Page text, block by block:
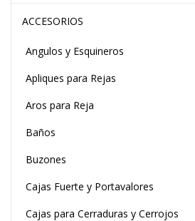
ACCESORIOS
Angulos y Esquineros
Apliques para Rejas
Aros para Reja
Baños
Buzones
Cajas Fuerte y Portavalores
Cajas para Cerraduras y Cerrojos